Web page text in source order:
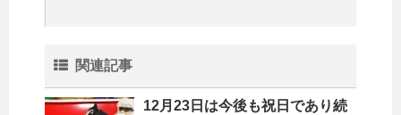
関連記事
12月23日は今後も祝日であり続